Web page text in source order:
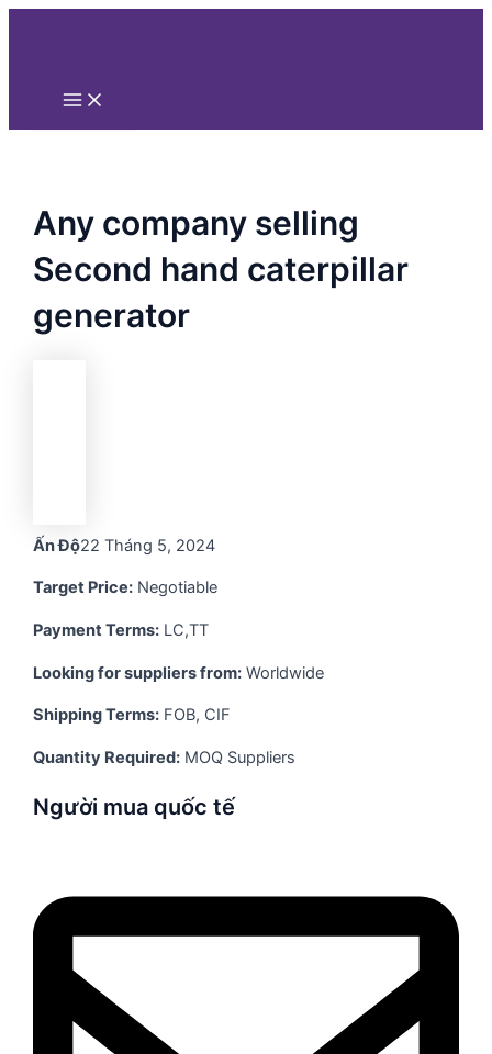
Nhảy
Main
Any company selling
Second hand caterpillar
generator
Ấn Độ22 Tháng 5, 2024
Target Price: Negotiable
Payment Terms: LC,TT
Looking for suppliers from: Worldwide
Shipping Terms: FOB, CIF
Quantity Required: MOQ Suppliers
Người mua quốc tế